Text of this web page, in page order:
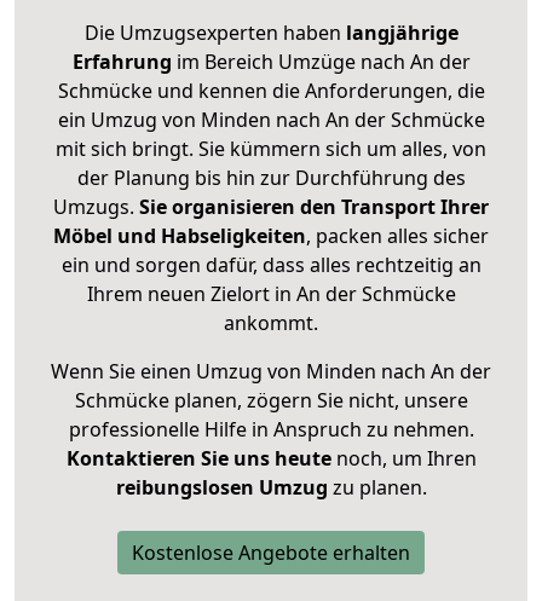
Die Umzugsexperten haben langjährige
Erfahrung im Bereich Umzüge nach An der
Schmücke und kennen die Anforderungen, die
ein Umzug von Minden nach An der Schmücke
mit sich bringt. Sie kümmern sich um alles, von
der Planung bis hin zur Durchführung des
Umzugs. Sie organisieren den Transport Ihrer
Möbel und Habseligkeiten, packen alles sicher
ein und sorgen dafür, dass alles rechtzeitig an
Ihrem neuen Zielort in An der Schmücke
ankommt.
Wenn Sie einen Umzug von Minden nach An der
Schmücke planen, zögern Sie nicht, unsere
professionelle Hilfe in Anspruch zu nehmen.
Kontaktieren Sie uns heutenoch, um Ihren
reibungslosen Umzug zu planen.
Kostenlose Angebote erhalten